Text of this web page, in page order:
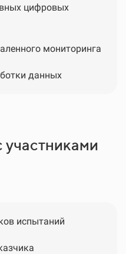
цифровых
мониторинга
данных
участниками
испытаний